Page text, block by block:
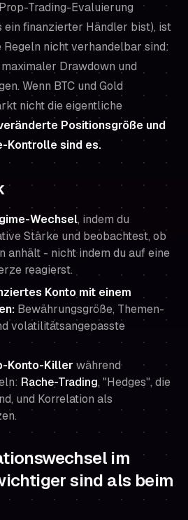
Trading-Evaluierung
ein finanzierter Händler bist), ist
nicht verhandelbar sind:
Drawdown und
Wenn BTC und Gold
nicht die eigentliche
Positionsgröße und
Kontrolle sind es.
Wechsel, indem du
Stärke und beobachtest, ob
anhält - nichtindem du auf eine
reagierst.
Konto mit einem
Bewährungsgröße, Themen-
volatilitätsangepasste
Konto-Killer während
Rache-Trading, "Hedges", die
und Korrelation als
im
sind als beim